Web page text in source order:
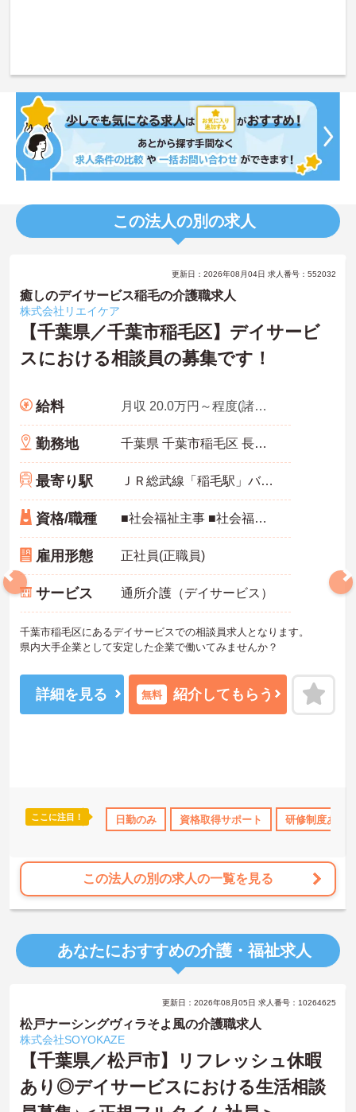
この法人の別の求人
年間休日110日以上 ブランクOK 資格取得サポート
更新日：2026年08月04日 求人番号：552032
癒しのデイサービス稲毛の介護職求人
株式会社リエイケア
【千葉県／千葉市稲毛区】デイサービ
スにおける相談員の募集です！
給料 月収 20.0万円～程度(諸手当込)
勤務地 千葉県 千葉市稲毛区 長沼町252-5
最寄り駅 ＪＲ総武線「稲毛駅」バス・車20分
資格/職種 ■社会福祉主事 ■社会福祉士
雇用形態 正社員(正職員)
サービス 通所介護（デイサービス）
千葉市稲毛区にあるデイサービスでの相談員求人となります。
県内大手企業として安定した企業で働いてみませんか？
詳細を見る 無料 紹介してもらう
ここに注目！ 日勤のみ 資格取得サポート 研修制度あり
この法人の別の求人の一覧を見る
あなたにおすすめの介護・福祉求人
更新日：2026年08月05日 求人番号：10264625
松戸ナーシングヴィラそよ風の介護職求人
株式会社SOYOKAZE
【千葉県／松戸市】リフレッシュ休暇
あり◎デイサービスにおける生活相談